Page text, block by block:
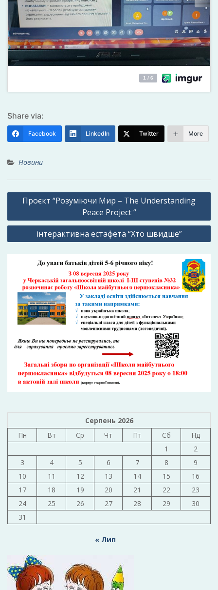
Share via:
Facebook LinkedIn Twitter More
Новини
Навігація
записів
Проєкт “Розуміючи Мир – The Understanding
Peace Project “
інтерактивна естафета “Хто швидше”
Серпень 2026
Пн
Вт Ср Чт Пт Сб
Нд
1
2
3
4 5 6 7 8
9
10
11 12 13 14 15
16
17
18 19 20 21 22
23
24
25 26 27 28 29
30
31
« Лип